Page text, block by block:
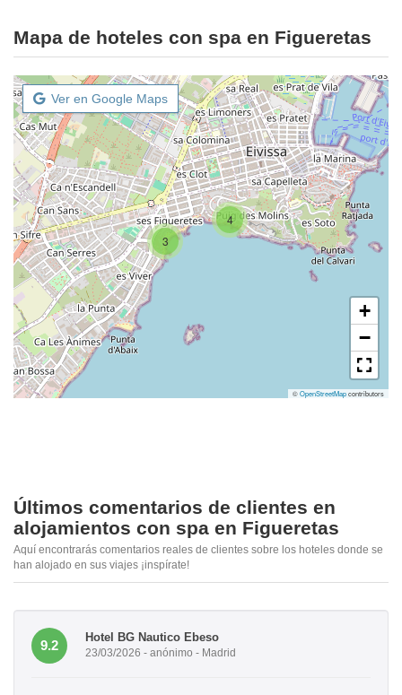
Mapa de hoteles con spa en Figueretas
Ver en Google Maps
3
4
+
−
©OpenStreetMapcontributors
Últimos comentarios de clientes en
alojamientos con spa en Figueretas
Aquí encontrarás comentarios reales de clientes sobre los hoteles donde se
han alojado en sus viajes ¡inspírate!
9.2
Hotel BG Nautico Ebeso
23/03/2026 - anónimo - Madrid